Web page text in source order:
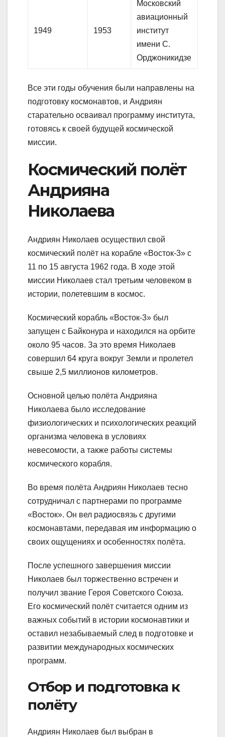
1949 1953
Московский
авиационный
институт
имени С.
Орджоникидзе
Все эти годы обучения были направлены на
подготовку космонавтов, и Андриян
старательно осваивал программу института,
готовясь к своей будущей космической
миссии.
Космический полёт
Андрияна
Николаева
Андриян Николаев осуществил свой
космический полёт на корабле «Восток-3» с
11 по 15 августа 1962 года. В ходе этой
миссии Николаев стал третьим человеком в
истории, полетевшим в космос.
Космический корабль «Восток-3» был
запущен с Байконура и находился на орбите
около 95 часов. За это время Николаев
совершил 64 круга вокруг Земли и пролетел
свыше 2,5 миллионов километров.
Основной целью полёта Андрияна
Николаева было исследование
физиологических и психологических реакций
организма человека в условиях
невесомости, а также работы системы
космического корабля.
Во время полёта Андриян Николаев тесно
сотрудничал с партнерами по программе
«Восток». Он вел радиосвязь с другими
космонавтами, передавая им информацию о
своих ощущениях и особенностях полёта.
После успешного завершения миссии
Николаев был торжественно встречен и
получил звание Героя Советского Союза.
Его космический полёт считается одним из
важных событий в истории космонавтики и
оставил незабываемый след в подготовке и
развитии международных космических
программ.
Отбор и подготовка к
полёту
Андриян Николаев был выбран в